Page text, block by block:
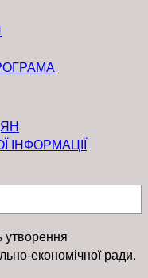
ІНФОРМАЦІЇ
утворення
економічної ради.